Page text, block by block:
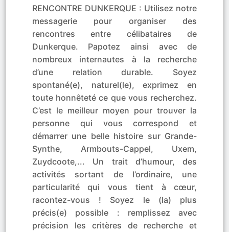
RENCONTRE DUNKERQUE : Utilisez notre
messagerie pour organiser des
rencontres entre célibataires de
Dunkerque. Papotez ainsi avec de
nombreux internautes à la recherche
d’une relation durable. Soyez
spontané(e), naturel(le), exprimez en
toute honnêteté ce que vous recherchez.
C’est le meilleur moyen pour trouver la
personne qui vous correspond et
démarrer une belle histoire sur Grande-
Synthe, Armbouts-Cappel, Uxem,
Zuydcoote,... Un trait d’humour, des
activités sortant de l’ordinaire, une
particularité qui vous tient à cœur,
racontez-vous ! Soyez le (la) plus
précis(e) possible : remplissez avec
précision les critères de recherche et